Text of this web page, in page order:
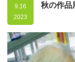
9.16
2023
秋の作品